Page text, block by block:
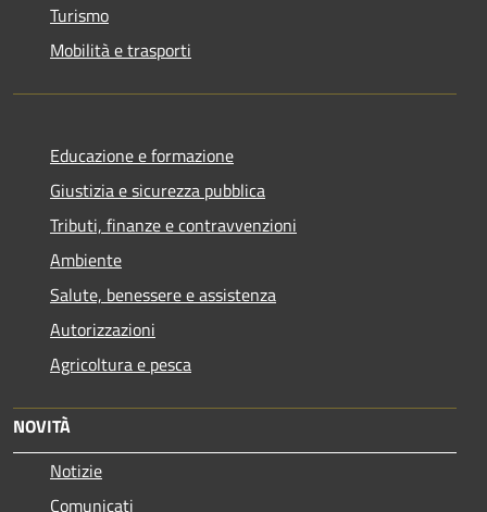
Turismo
Mobilità e trasporti
Educazione e formazione
Giustizia e sicurezza pubblica
Tributi, finanze e contravvenzioni
Ambiente
Salute, benessere e assistenza
Autorizzazioni
Agricoltura e pesca
NOVITÀ
Notizie
Comunicati